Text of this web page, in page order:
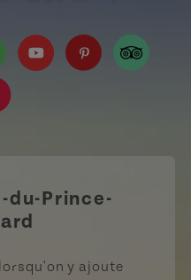
TourismeIPE/
tourismpei/
open.spotify.com/
du-Prince-
y ajoute